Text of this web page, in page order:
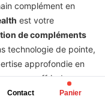
complément en
est votre
de compléments
technologie de pointe,
approfondie en
vous offrir des
une nouvelle
Contact Panier